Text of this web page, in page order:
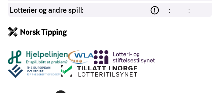
Lotterier og andre spill:
--:-- - --:--
Andre lenker